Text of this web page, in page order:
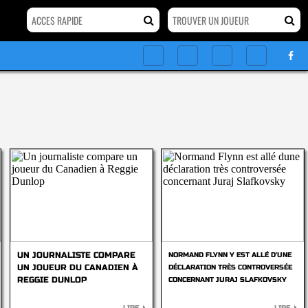
UN JOURNALISTE COMPARE
UN JOUEUR DU CANADIEN À
REGGIE DUNLOP
NORMAND FLYNN Y EST ALLÉ D'UNE
DÉCLARATION TRÈS CONTROVERSÉE
CONCERNANT JURAJ SLAFKOVSKY